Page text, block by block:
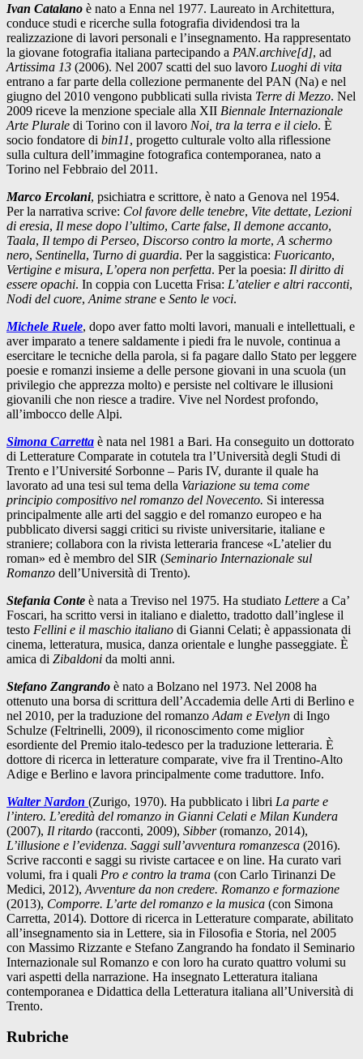
Ivan Catalano è nato a Enna nel 1977. Laureato in Architettura,
conduce studi e ricerche sulla fotografia dividendosi tra la
realizzazione di lavori personali e l’insegnamento. Ha rappresentato
la giovane fotografia italiana partecipando a PAN.archive[d], ad
Artissima 13 (2006). Nel 2007 scatti del suo lavoro Luoghi di vita
entrano a far parte della collezione permanente del PAN (Na) e nel
giugno del 2010 vengono pubblicati sulla rivista Terre di Mezzo. Nel
2009 riceve la menzione speciale alla XII Biennale Internazionale
Arte Plurale di Torino con il lavoro Noi, tra la terra e il cielo. È
socio fondatore di bin11, progetto culturale volto alla riflessione
sulla cultura dell’immagine fotografica contemporanea, nato a
Torino nel Febbraio del 2011.
Marco Ercolani, psichiatra e scrittore, è nato a Genova nel 1954.
Per la narrativa scrive: Col favore delle tenebre, Vite dettate, Lezioni
di eresia, Il mese dopo l’ultimo, Carte false, Il demone accanto,
Taala, Il tempo di Perseo, Discorso contro la morte, A schermo
nero, Sentinella, Turno di guardia. Per la saggistica: Fuoricanto,
Vertigine e misura, L’opera non perfetta. Per la poesia: Il diritto di
essere opachi. In coppia con Lucetta Frisa: L’atelier e altri racconti,
Nodi del cuore, Anime strane e Sento le voci.
Michele Ruele, dopo aver fatto molti lavori, manuali e intellettuali, e
aver imparato a tenere saldamente i piedi fra le nuvole, continua a
esercitare le tecniche della parola, si fa pagare dallo Stato per leggere
poesie e romanzi insieme a delle persone giovani in una scuola (un
privilegio che apprezza molto) e persiste nel coltivare le illusioni
giovanili che non riesce a tradire. Vive nel Nordest profondo,
all’imbocco delle Alpi.
Simona Carretta è nata nel 1981 a Bari. Ha conseguito un dottorato
di Letterature Comparate in cotutela tra l’Università degli Studi di
Trento e l’Université Sorbonne – Paris IV, durante il quale ha
lavorato ad una tesi sul tema della Variazione su tema come
principio compositivo nel romanzo del Novecento. Si interessa
principalmente alle arti del saggio e del romanzo europeo e ha
pubblicato diversi saggi critici su riviste universitarie, italiane e
straniere; collabora con la rivista letteraria francese «L’atelier du
roman» ed è membro del SIR (Seminario Internazionale sul
Romanzo dell’Università di Trento).
Stefania Conte è nata a Treviso nel 1975. Ha studiato Lettere a Ca’
Foscari, ha scritto versi in italiano e dialetto, tradotto dall’inglese il
testo Fellini e il maschio italiano di Gianni Celati; è appassionata di
cinema, letteratura, musica, danza orientale e lunghe passeggiate. È
amica di Zibaldoni da molti anni.
Stefano Zangrando è nato a Bolzano nel 1973. Nel 2008 ha
ottenuto una borsa di scrittura dell’Accademia delle Arti di Berlino e
nel 2010, per la traduzione del romanzo Adam e Evelyn di Ingo
Schulze (Feltrinelli, 2009), il riconoscimento come miglior
esordiente del Premio italo-tedesco per la traduzione letteraria. È
dottore di ricerca in letterature comparate, vive fra il Trentino-Alto
Adige e Berlino e lavora principalmente come traduttore. Info.
Walter Nardon (Zurigo, 1970). Ha pubblicato i libri La parte e
l’intero. L’eredità del romanzo in Gianni Celati e Milan Kundera
(2007), Il ritardo (racconti, 2009), Sibber(romanzo, 2014),
L’illusione e l’evidenza. Saggi sull’avventura romanzesca (2016).
Scrive racconti e saggi su riviste cartacee e on line. Ha curato vari
volumi, fra i quali Pro e contro la trama (con Carlo Tirinanzi De
Medici, 2012), Avventure da non credere. Romanzo e formazione
(2013), Comporre. L’arte del romanzo e la musica (con Simona
Carretta, 2014). Dottore di ricerca in Letterature comparate, abilitato
all’insegnamento sia in Lettere, sia in Filosofia e Storia, nel 2005
con Massimo Rizzante e Stefano Zangrando ha fondato il Seminario
Internazionale sul Romanzo e con loro ha curato quattro volumi su
vari aspetti della narrazione. Ha insegnato Letteratura italiana
contemporanea e Didattica della Letteratura italiana all’Università di
Trento.
Rubriche